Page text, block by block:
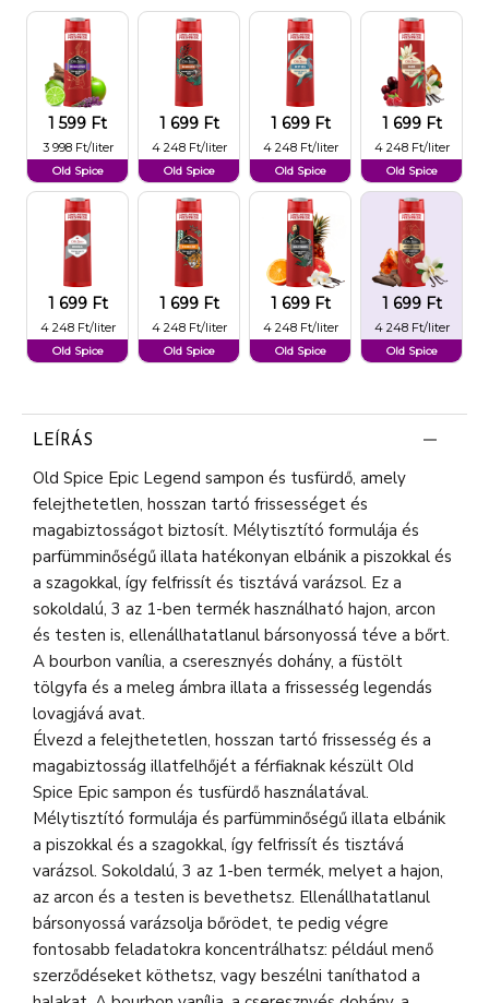
1 599 Ft
3 998 Ft/liter
Old Spice
1 699 Ft
4 248 Ft/liter
Old Spice
1 699 Ft
4 248 Ft/liter
Old Spice
1 699 Ft
4 248 Ft/liter
Old Spice
1 699 Ft
4 248 Ft/liter
Old Spice
1 699 Ft
4 248 Ft/liter
Old Spice
1 699 Ft
4 248 Ft/liter
Old Spice
1 699 Ft
4 248 Ft/liter
Old Spice
LEÍRÁS
Old Spice Epic Legend sampon és tusfürdő, amely
felejthetetlen, hosszan tartó frissességet és
magabiztosságot biztosít. Mélytisztító formulája és
parfümminőségű illata hatékonyan elbánik a piszokkal és
a szagokkal, így felfrissít és tisztává varázsol. Ez a
sokoldalú, 3 az 1-ben termék használható hajon, arcon
és testen is, ellenállhatatlanul bársonyossá téve a bőrt.
A bourbon vanília, a cseresznyés dohány, a füstölt
tölgyfa és a meleg ámbra illata a frissesség legendás
lovagjává avat.
Élvezd a felejthetetlen, hosszan tartó frissesség és a
magabiztosság illatfelhőjét a férfiaknak készült Old
Spice Epic sampon és tusfürdő használatával.
Mélytisztító formulája és parfümminőségű illata elbánik
a piszokkal és a szagokkal, így felfrissít és tisztává
varázsol. Sokoldalú, 3 az 1-ben termék, melyet a hajon,
az arcon és a testen is bevethetsz. Ellenállhatatlanul
bársonyossá varázsolja bőrödet, te pedig végre
fontosabb feladatokra koncentrálhatsz: például menő
szerződéseket köthetsz, vagy beszélni taníthatod a